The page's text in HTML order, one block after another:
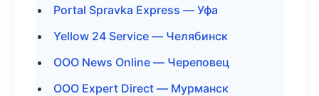
Portal Spravka Express — Уфа
Yellow 24 Service — Челябинск
ООО News Online — Череповец
ООО Expert Direct — Мурманск